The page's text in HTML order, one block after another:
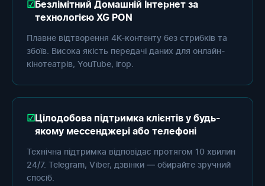
Безлімітний Домашній Інтернет за
технологією XG PON
Плавне відтворення 4K-контенту без стрибків та
збоїв. Висока якість передачі даних для онлайн-
кінотеатрів, YouTube, ігор.
Цілодобова підтримка клієнтів у будь-
якому мессенджері або телефоні
Технічна підтримка відповідає протягом 10 хвилин
24/7. Telegram, Viber, дзвінки — обирайте зручний
спосіб.